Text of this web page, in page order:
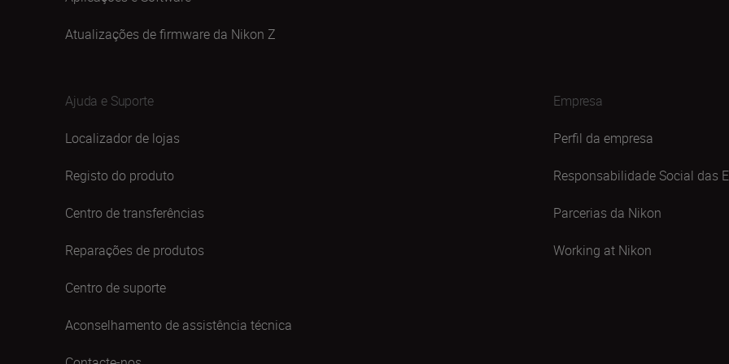
Atualizações de firmware da Nikon Z
Ajuda e Suporte
Localizador de lojas
Registo do produto
Centro de transferências
Reparações de produtos
Centro de suporte
Aconselhamento de assistência técnica
Empresa
Perfil da empresa
Responsabilidade Social das
Parcerias da Nikon
Working at Nikon